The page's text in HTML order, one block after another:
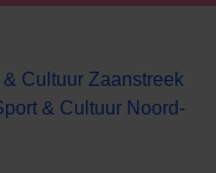
Cultuur Zaanstreek
& Cultuur Noord-